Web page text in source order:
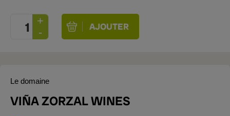
Le domaine
VIÑA ZORZAL WINES